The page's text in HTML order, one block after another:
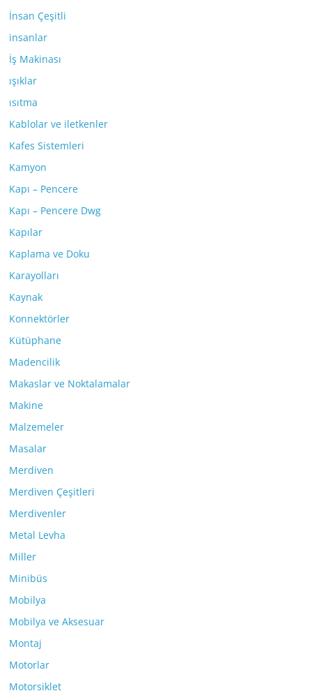
İnsan Çeşitli
insanlar
İş Makinası
ışıklar
ısıtma
Kablolar ve iletkenler
Kafes Sistemleri
Kamyon
Kapı – Pencere
Kapı – Pencere Dwg
Kapılar
Kaplama ve Doku
Karayolları
Kaynak
Konnektörler
Kütüphane
Madencilik
Makaslar ve Noktalamalar
Makine
Malzemeler
Masalar
Merdiven
Merdiven Çeşitleri
Merdivenler
Metal Levha
Miller
Minibüs
Mobilya
Mobilya ve Aksesuar
Montaj
Motorlar
Motorsiklet